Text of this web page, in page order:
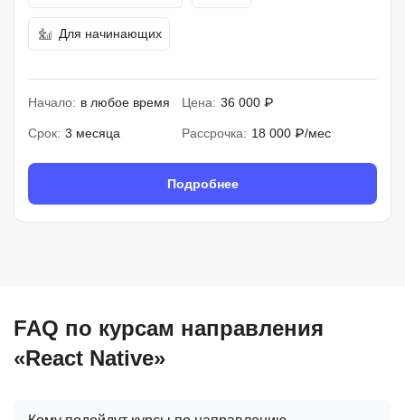
Для начинающих
Начало: в любое время Цена: 36 000 ₽
Срок: 3 месяца Рассрочка: 18 000 ₽/мес
Подробнее
FAQ по курсам направления
«React Native»